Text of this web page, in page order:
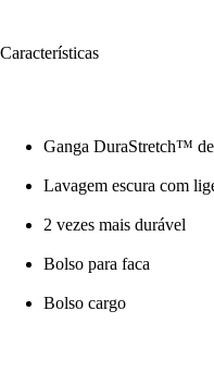
Características
Ganga DuraStretch™
Lavagem escura com
2 vezes mais durável
Bolso para faca
Bolso cargo